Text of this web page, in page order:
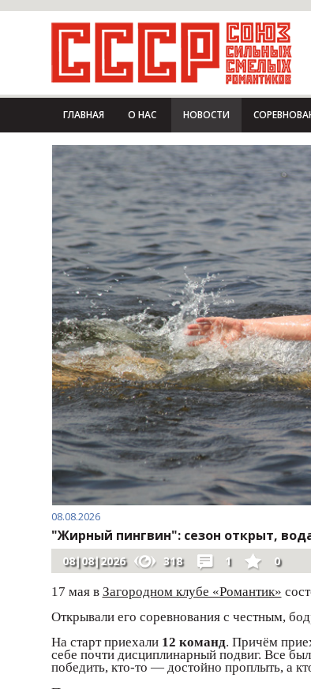
ГЛАВНАЯ О НАС НОВОСТИ
08.08.2026
"Жирный пингвин": сезон открыт,
08|08|2026 318 1 0
17 мая в Загородном клубе «Романтик»
Открывали его соревнования с честным,
На старт приехали 12 команд. Причём
себе почти дисциплинарный подвиг. Все
победить, кто-то — достойно проплыть, а